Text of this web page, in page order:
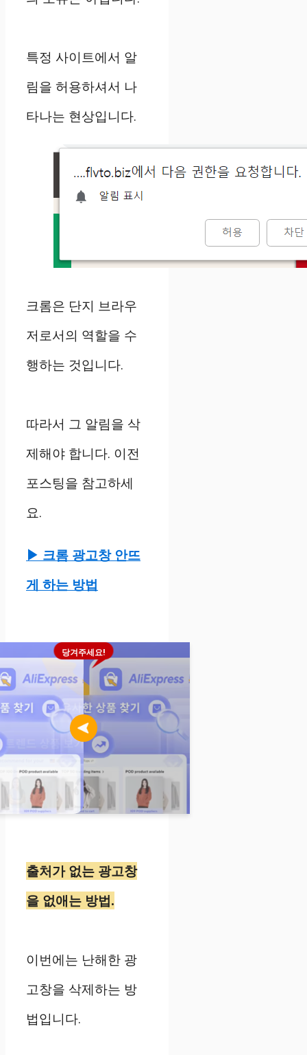
특정 사이트에서 알
림을 허용하셔서 나
타나는 현상입니다.
크롬은 단지 브라우
저로서의 역할을 수
행하는 것입니다.
따라서 그 알림을 삭
제해야 합니다. 이전
포스팅을 참고하세
요.
▶ 크롬 광고창 안뜨
게 하는 방법
출처가 없는 광고창
을 없애는 방법.
이번에는 난해한 광
고창을 삭제하는 방
법입니다.